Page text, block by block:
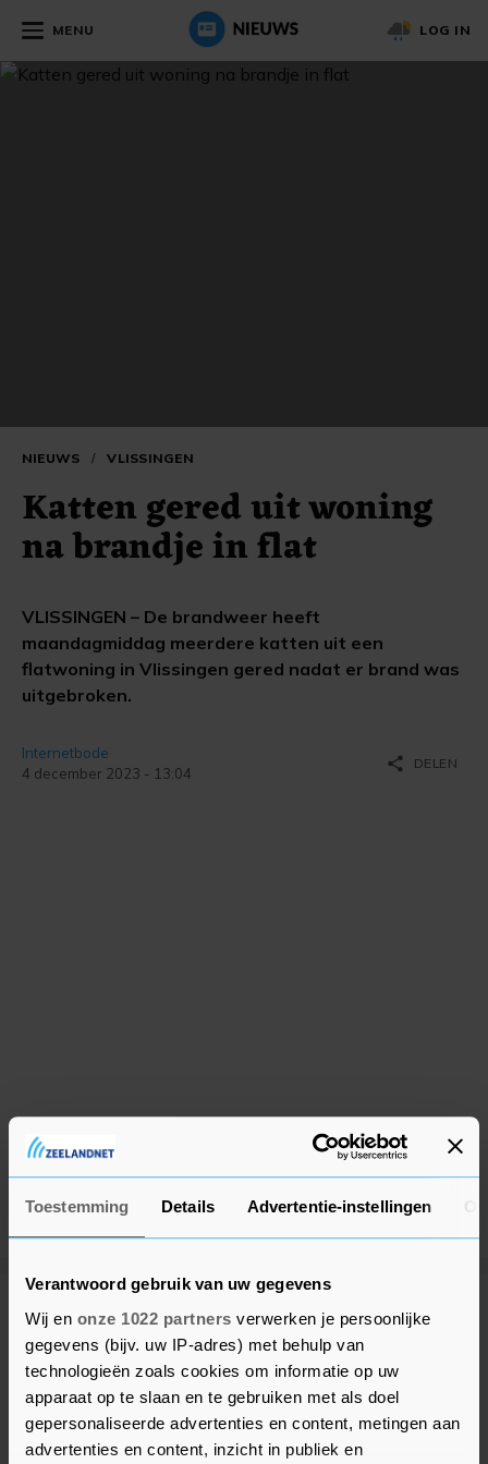
Toestemming Details Advertentie-instellingen
Verantwoord gebruik van uw gegevens
Wij en onze 1022 partners verwerken je persoonlijke
gegevens (bijv. uw IP-adres) met behulp van
technologieën zoals cookies om informatie op uw
apparaat op te slaan en te gebruiken met als doel
gepersonaliseerde advertenties en content, metingen aan
advertenties en content, inzicht in publiek en
MENU LOG IN
NIEUWS / VLISSINGEN
Katten gered uit woning
na brandje in flat
VLISSINGEN – De brandweer heeft
maandagmiddag meerdere katten uit een
flatwoning in Vlissingen gered nadat er brand was
uitgebroken.
Internetbode
4 december 2023 - 13:04
share DELEN
Meer uit Vlissingen
Caravan volledig uitgebrand op
Commandoweg in Vlissingen